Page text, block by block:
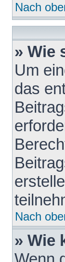
Nach
» Wie
Um
das
Nach
» Wie